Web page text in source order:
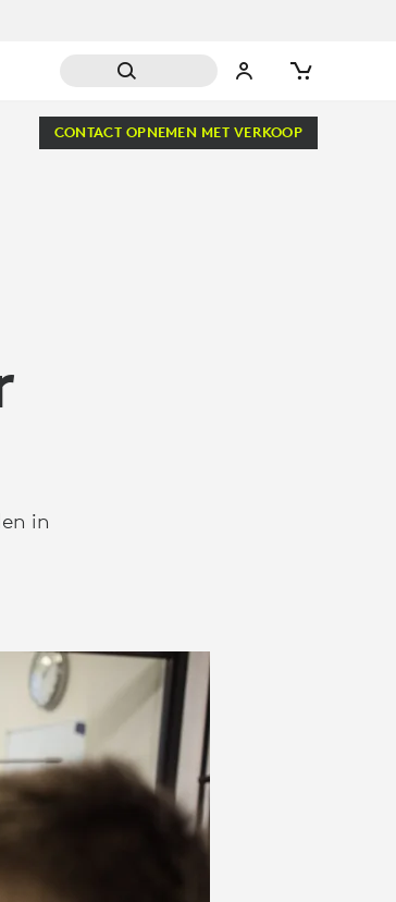
CONTACT OPNEMEN MET VERKOOP
in